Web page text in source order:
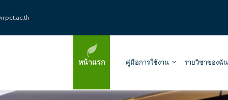
หน้าแรก คู่มือการใช้งาน รายวิชาของฉัน